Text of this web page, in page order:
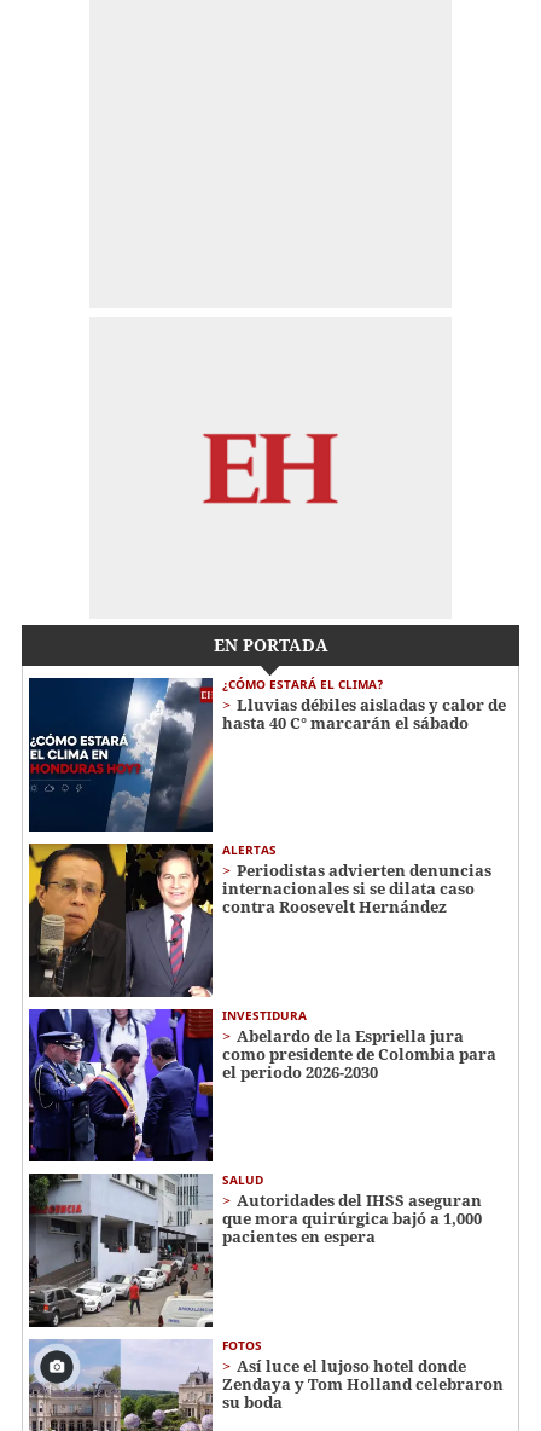
EN PORTADA
¿CÓMO ESTARÁ EL CLIMA?
Lluvias débiles aisladas y calor de
hasta 40 C° marcarán el sábado
ALERTAS
Periodistas advierten denuncias
internacionales si se dilata caso
contra Roosevelt Hernández
INVESTIDURA
Abelardo de la Espriella jura
como presidente de Colombia para
el periodo 2026-2030
SALUD
Autoridades del IHSS aseguran
que mora quirúrgica bajó a 1,000
pacientes en espera
FOTOS
Así luce el lujoso hotel donde
Zendaya y Tom Holland celebraron
su boda